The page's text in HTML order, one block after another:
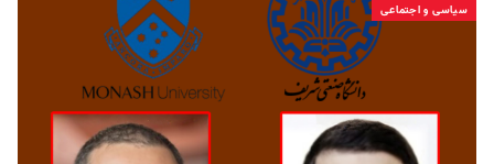
سیاسی و اجتماعی